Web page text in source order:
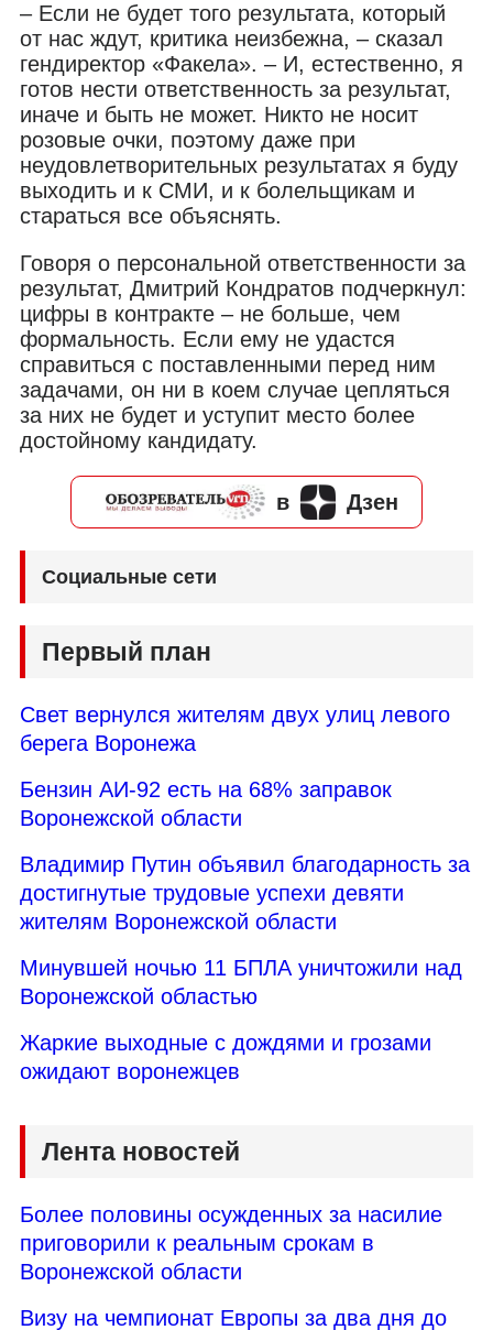
– Если не будет того результата, который
от нас ждут, критика неизбежна, – сказал
гендиректор «Факела». – И, естественно, я
готов нести ответственность за результат,
иначе и быть не может. Никто не носит
розовые очки, поэтому даже при
неудовлетворительных результатах я буду
выходить и к СМИ, и к болельщикам и
стараться все объяснять.
Говоря о персональной ответственности за
результат, Дмитрий Кондратов подчеркнул:
цифры в контракте – не больше, чем
формальность. Если ему не удастся
справиться с поставленными перед ним
задачами, он ни в коем случае цепляться
за них не будет и уступит место более
достойному кандидату.
в Дзен
Социальные сети
Первый план
Свет вернулся жителям двух улиц левого
берега Воронежа
Бензин АИ-92 есть на 68% заправок
Воронежской области
Владимир Путин объявил благодарность за
достигнутые трудовые успехи девяти
жителям Воронежской области
Минувшей ночью 11 БПЛА уничтожили над
Воронежской областью
Жаркие выходные с дождями и грозами
ожидают воронежцев
Лента новостей
Более половины осужденных за насилие
приговорили к реальным срокам в
Воронежской области
Визу на чемпионат Европы за два дня до